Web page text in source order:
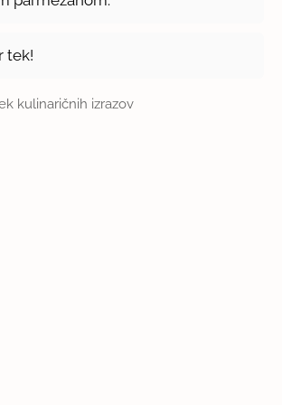
tek!
kulinaričnih izrazov